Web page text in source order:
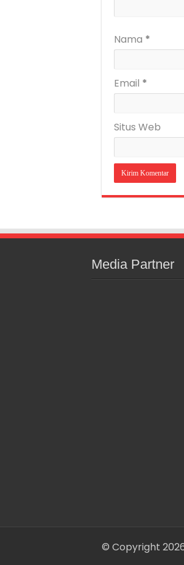
Nama *
Email *
Situs Web
Media Partner
© Copyright